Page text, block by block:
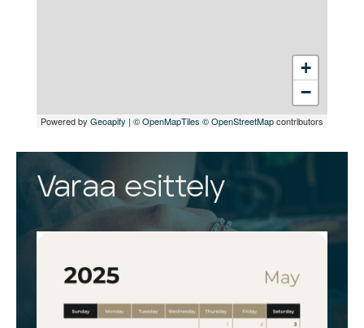
+
−
Powered by Geoapify | © OpenMapTiles © OpenStreetMapcontributors
Varaa esittely